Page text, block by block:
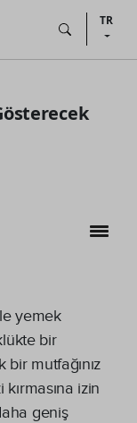
TR
yemek
bir
mutfağınız
izin
geniş